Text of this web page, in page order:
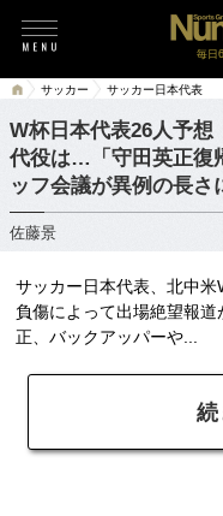
毎日
サッカー サッカー日本代表
W杯日本代表26人予想
代役は…「守田英正復
ッフ会議が異例の長さ
佐藤景
サッカー日本代表、北中米
負傷によって出場絶望報
正、バックアッパーや...